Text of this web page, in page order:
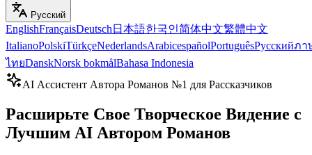
Русский
EnglishFrançaisDeutsch 日本語한국인简体中文繁體中文
ItalianoPolskiTürkçeNederlandsArabicespañolPortuguêsРусскийภา
ไทยDanskNorsk bokmålBahasa Indonesia
AI Ассистент Автора Романов №1 для Рассказчиков
Расширьте Свое Творческое Видение с
Лучшим AI Автором Романов